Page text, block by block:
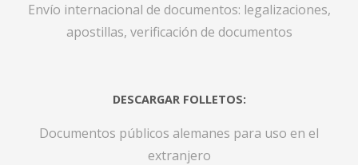
Envío internacional de documentos: legalizaciones,
apostillas, verificación de documentos
DESCARGAR FOLLETOS:
Documentos públicos alemanes para uso en el
extranjero